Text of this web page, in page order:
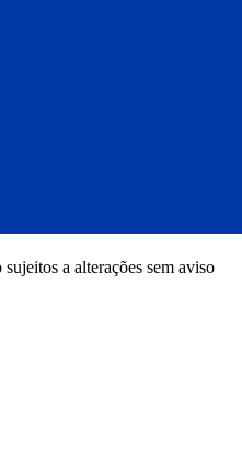
a alterações sem aviso